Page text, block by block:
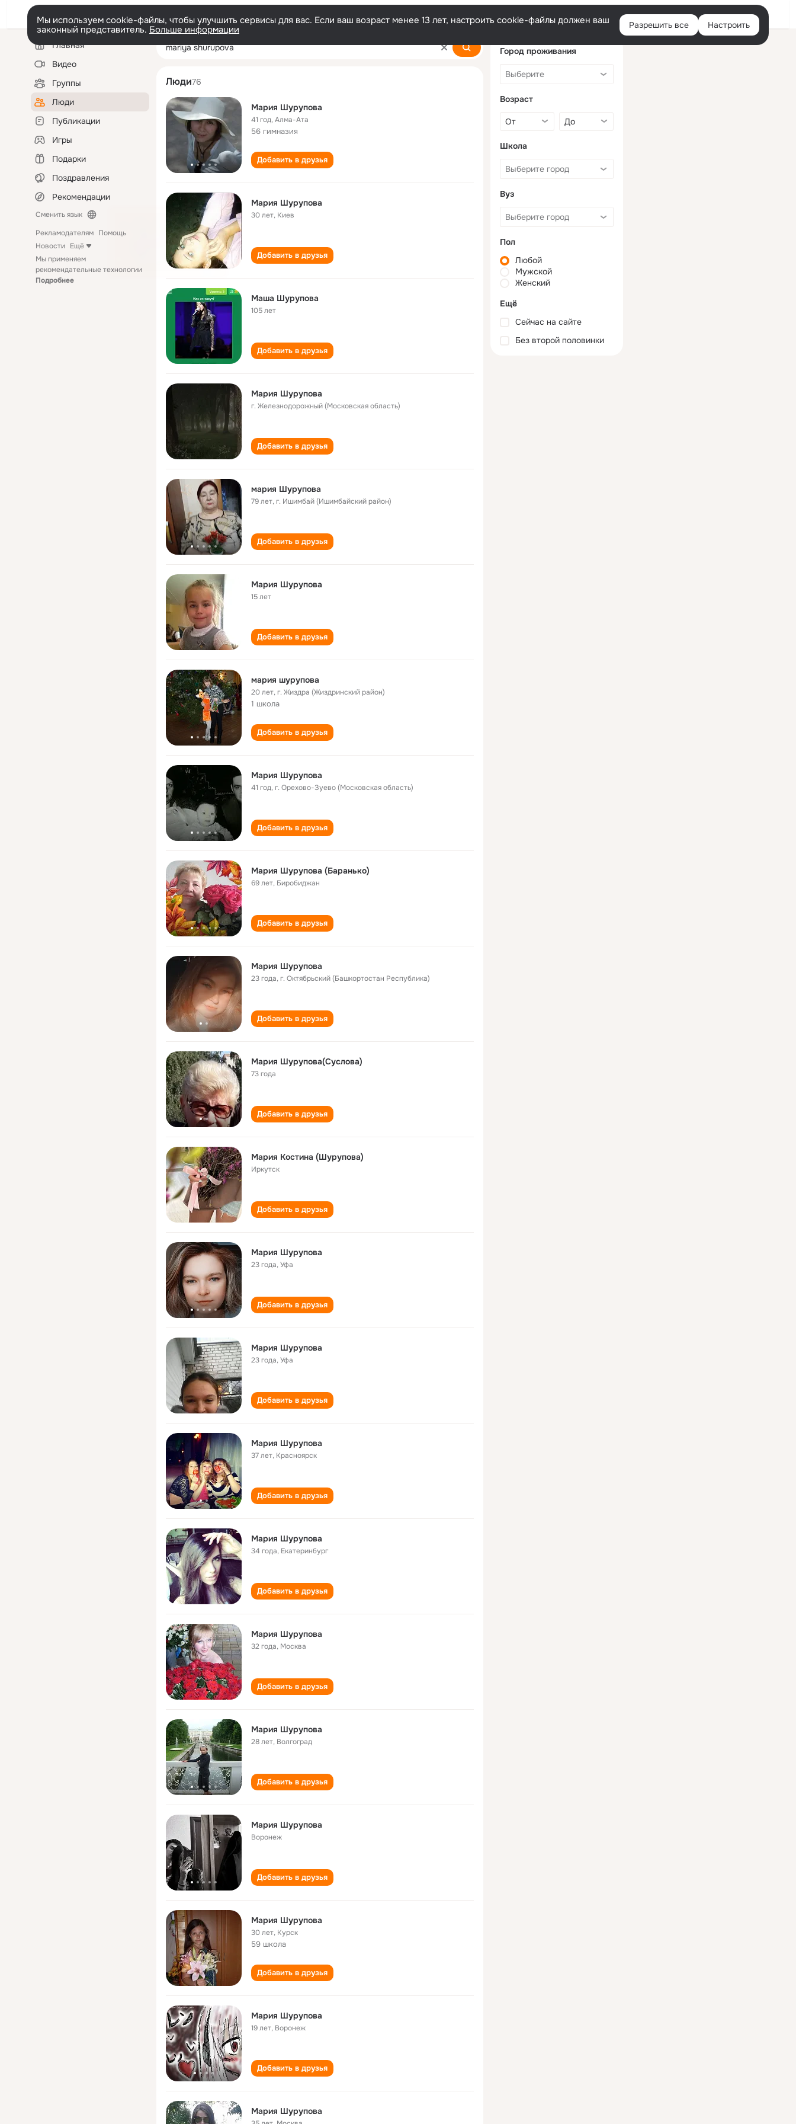
Войти
Мы используем cookie-файлы, чтобы улучшить сервисы для вас. Если ваш возраст менее 13 лет, настроить cookie-файлы должен ваш
законный представитель. Больше информации Разрешить все Настроить
Левая
колонкаГлавная
Видео
Группы
Люди
Публикации
Игры
Подарки
Поздравления
Рекомендации
Сменить язык
Рекламодателям Помощь
Новости Ещё
Мы применяем
рекомендательные технологии
Подробнее
mariya shurupova
Люди76
Мария Шурупова
41 год,Алма-Ата
56 гимназия
Добавить в друзья
Мария Шурупова
30 лет, Киев
Добавить в друзья
Маша Шурупова
105 лет
Добавить в друзья
Мария Шурупова
г. Железнодорожный (Московская область)
Добавить в друзья
мария Шурупова
79 лет,г. Ишимбай (Ишимбайский район)
Добавить в друзья
Мария Шурупова
15 лет
Добавить в друзья
мария шурупова
20 лет,г. Жиздра (Жиздринский район)
1 школа
Добавить в друзья
Мария Шурупова
41 год,г. Орехово-Зуево (Московская область)
Добавить в друзья
Мария Шурупова (Баранько)
69 лет, Биробиджан
Добавить в друзья
Мария Шурупова
23 года,г. Октябрьский (Башкортостан Республика)
Добавить в друзья
Мария Шурупова(Суслова)
73 года
Добавить в друзья
Мария Костина (Шурупова)
Иркутск
Добавить в друзья
Мария Шурупова
23 года,Уфа
Добавить в друзья
Мария Шурупова
23 года,Уфа
Добавить в друзья
Мария Шурупова
37 лет, Красноярск
Добавить в друзья
Мария Шурупова
34 года, Екатеринбург
Добавить в друзья
Мария Шурупова
32 года, Москва
Добавить в друзья
Мария Шурупова
28 лет, Волгоград
Добавить в друзья
Мария Шурупова
Воронеж
Добавить в друзья
Мария Шурупова
30 лет, Курск
59 школа
Добавить в друзья
Мария Шурупова
19 лет, Воронеж
Добавить в друзья
Мария Шурупова
Город проживания
Возраст
Школа
Вуз
Пол
Любой
Мужской
Женский
Ещё
Сейчас на сайте
Без второй половинки